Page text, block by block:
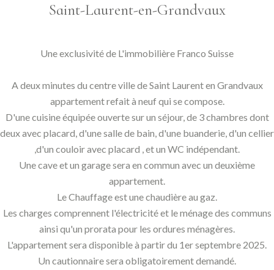
Saint-Laurent-en-Grandvaux
Une exclusivité de L'immobilière Franco Suisse
A deux minutes du centre ville de Saint Laurent en Grandvaux
appartement refait à neuf qui se compose.
D'une cuisine équipée ouverte sur un séjour, de 3 chambres dont
deux avec placard, d'une salle de bain, d'une buanderie, d'un cellier
,d'un couloir avec placard , et un WC indépendant.
Une cave et un garage sera en commun avec un deuxième
appartement.
Le Chauffage est une chaudière au gaz.
Les charges comprennent l'électricité et le ménage des communs
ainsi qu'un prorata pour les ordures ménagères.
L'appartement sera disponible à partir du 1er septembre 2025.
Un cautionnaire sera obligatoirement demandé.